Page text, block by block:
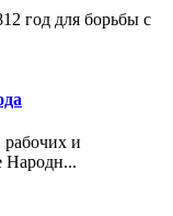
год для борьбы с
рабочих и
Народн...